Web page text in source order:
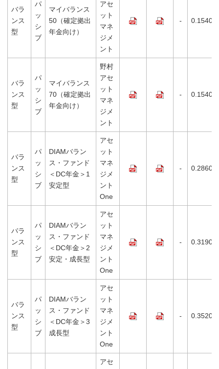
バラ
ンス
型
パ
ッ
シ
ブ
マイバランス
50（確定拠出
年金向け）
アセ
ット
マネ
ジメ
ント
- 0.1540%
バラ
ンス
型
パ
ッ
シ
ブ
マイバランス
70（確定拠出
年金向け）
野村
アセ
ット
マネ
ジメ
ント
- 0.1540%
バラ
ンス
型
パ
ッ
シ
ブ
DIAMバラン
ス・ファンド
＜DC年金＞1
安定型
アセ
ット
マネ
ジメ
ント
One
- 0.2860%
バラ
ンス
型
パ
ッ
シ
ブ
DIAMバラン
ス・ファンド
＜DC年金＞2
安定・成長型
アセ
ット
マネ
ジメ
ント
One
- 0.3190%
バラ
ンス
型
パ
ッ
シ
ブ
DIAMバラン
ス・ファンド
＜DC年金＞3
成長型
アセ
ット
マネ
ジメ
ント
One
- 0.3520%
アセ